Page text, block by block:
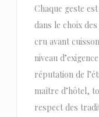
Chaque geste
dans le choix
cru avant
niveau
réputation de
maître d’hôtel,
respect des